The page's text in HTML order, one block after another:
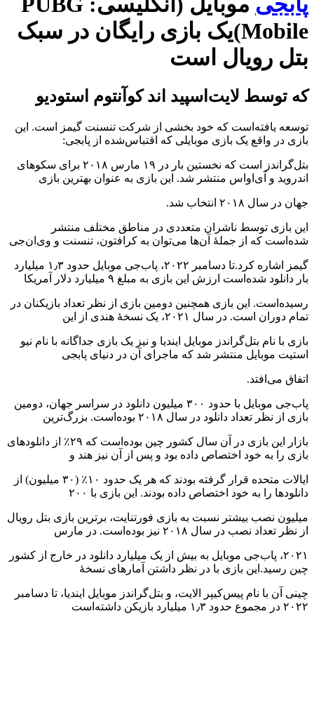
Mobile)یک بازی رایگان در سبک
بتل رویال است
که توسط لایت‌اسپید اند کوآنتوم استودیو
توسعه یافته‌است که خود بخشی از شرکت تنسنت گیمز است. این
بازی در واقع یک بازی موبایلی که اقتباس‌شده از پابجی:
بتل‌گراندز است که نخستین بار در ۱۹ مارس ۲۰۱۸ برای سکوهای
اندروید و آی‌اواس منتشر شد. این بازی به عنوان بهترین بازی
جهان در سال ٢٠١٨ انتخاب شد.
این بازی توسط ناشران متعددی در مناطق مختلف منتشر
شده‌است که از جملهٔ آن‌ها می‌توان به کرافتون، تنسنت و وی‌ان‌جی
گیمز اشاره کرد.تا دسامبر ۲۰۲۲، پاب‌جی موبایل حدود ۱٫۳ میلیارد
بار دانلود شده‌است ارزش این بازی به مبلغ ۹ میلیارد دلار آمریکا
رسیده‌است. این بازی همچنین دومین بازی از نظر تعداد بازیکنان در
تمام دوران است. در سال ۲۰۲۱، یک نسخهٔ هندی از این
بازی با نام بتل‌گراندز موبایل ایندیا و نیز یک بازی جداگانه با نام نیو
استیت موبایل منتشر شد که ماجرای آن در دنیای پابجی
اتفاق می‌افتد.
پاب‌جی موبایل با حدود ۳۰۰ میلیون دانلود در سراسر جهان، دومین
بازی از نظر تعداد دانلود در سال ۲۰۱۸ بوده‌است. بزرگ‌ترین
بازار این بازی در آن سال کشور چین بوده‌است که ۲۹٪ از دانلودهای
بازی را به خود اختصاص داده بود و پس از آن نیز هند و
ایالات متحده قرار گرفته بودند که هر یک حدود ۱۰٪ (۳۰ میلیون) از
دانلودها را به خود اختصاص داده بودند. این بازی با ۲۰۰
میلیون نصب بیشتر نسبت به بازی فورتنایت، برترین بازی بتل رویال
از نظر تعداد نصب در سال ۲۰۱۸ نیز بوده‌است. در مارس
۲۰۲۱، پاب‌جی موبایل به بیش از یک میلیارد دانلود در خارج از کشور
چین رسید.این بازی با در نظر داشتن آمارهای نسخهٔ
چینی آن با نام پیس‌کیپر الایت، و بتل‌گراندز موبایل ایندیا، تا دسامبر
۲۰۲۲ در مجموع حدود ۱٫۳ میلیارد بازیکن داشته‌است